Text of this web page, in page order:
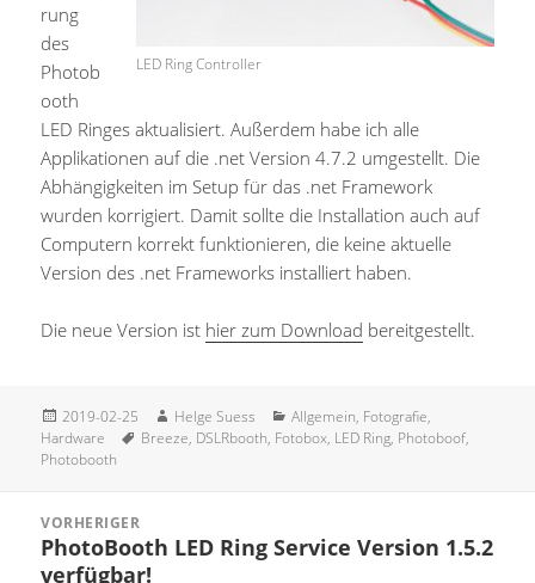
LED Ring Controller
rung
des
Photob
ooth
LED Ringes aktualisiert. Außerdem habe ich alle
Applikationen auf die .net Version 4.7.2 umgestellt. Die
Abhängigkeiten im Setup für das .net Framework
wurden korrigiert. Damit sollte die Installation auch auf
Computern korrekt funktionieren, die keine aktuelle
Version des .net Frameworks installiert haben.
Die neue Version ist hier zum Download bereitgestellt.
Veröffentlicht
am
2019-02-25 Autor
Helge Suess Kategorien
Allgemein, Fotografie,
Hardware
Schlagwörter
Breeze, DSLRbooth, Fotobox, LED Ring, Photoboof,
Photobooth
VORHERIGER
Vorheriger
Beitrag:
PhotoBooth LED Ring Service Version 1.5.2
verfügbar!